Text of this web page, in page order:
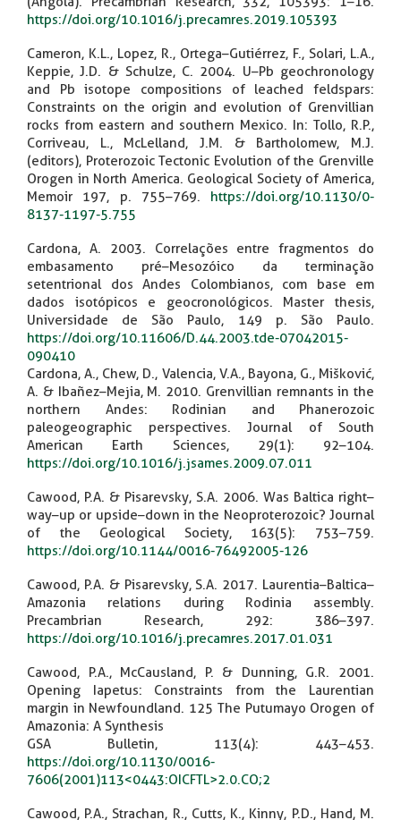
https://doi.org/10.1016/j.precamres.2019.105393
Cameron, K.L., Lopez, R., Ortega–Gutiérrez, F., Solari, L.A.,
Keppie, J.D. & Schulze, C. 2004. U–Pb geochronology
and Pb isotope compositions of leached feldspars:
Constraints on the origin and evolution of Grenvillian
rocks from eastern and southern Mexico. In: Tollo, R.P.,
Corriveau, L., McLelland, J.M. & Bartholomew, M.J.
(editors), Proterozoic Tectonic Evolution of the Grenville
Orogen in North America. Geological Society of America,
Memoir 197, p. 755–769. https://doi.org/10.1130/0-
8137-1197-5.755
Cardona, A. 2003. Correlações entre fragmentos do
embasamento pré–Mesozóico da terminação
setentrional dos Andes Colombianos, com base em
dados isotópicos e geocronológicos. Master thesis,
Universidade de São Paulo, 149 p. São Paulo.
https://doi.org/10.11606/D.44.2003.tde-07042015-
090410
Cardona, A., Chew, D., Valencia, V.A., Bayona, G., Mišković,
A. & Ibañez–Mejia, M. 2010. Grenvillian remnants in the
northern Andes: Rodinian and Phanerozoic
paleogeographic perspectives. Journal of South
American Earth Sciences, 29(1): 92–104.
https://doi.org/10.1016/j.jsames.2009.07.011
Cawood, P.A. & Pisarevsky, S.A. 2006. Was Baltica right–
way–up or upside–down in the Neoproterozoic? Journal
of the Geological Society, 163(5): 753–759.
https://doi.org/10.1144/0016-76492005-126
Cawood, P.A. & Pisarevsky, S.A. 2017. Laurentia–Baltica–
Amazonia relations during Rodinia assembly.
Precambrian Research, 292: 386–397.
https://doi.org/10.1016/j.precamres.2017.01.031
Cawood, P.A., McCausland, P. & Dunning, G.R. 2001.
Opening Iapetus: Constraints from the Laurentian
margin in Newfoundland. 125 The Putumayo Orogen of
Amazonia: A Synthesis
GSA Bulletin, 113(4): 443–453.
https://doi.org/10.1130/0016-
7606(2001)113<0443:OICFTL>2.0.CO;2
Cawood, P.A., Strachan, R., Cutts, K., Kinny, P.D., Hand, M.